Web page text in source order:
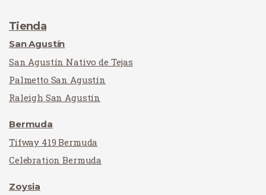
Tienda
San Agustín
San Agustín Nativo de Tejas
Palmetto San Agustín
Raleigh San Agustín
Bermuda
Tifway 419 Bermuda
Celebration Bermuda
Zoysia